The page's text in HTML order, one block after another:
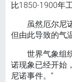
比1850-1900年
虽然厄尔尼
但由此导致的气
世界气象组
诺现象已经开始
尼诺事件。”